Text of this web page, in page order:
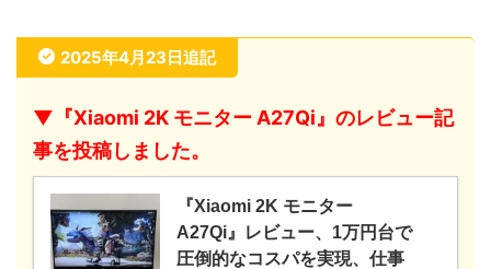
2025年4月23日追記
▼『Xiaomi 2K モニター A27Qi』のレビュー記
事を投稿しました。
『Xiaomi 2K モニター
A27Qi』レビュー、1万円台で
圧倒的なコスパを実現、仕事